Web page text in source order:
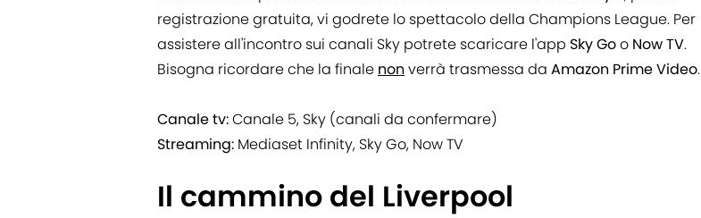
registrazione gratuita, vi godrete lo spettacolo della Champions League. Per
assistere all'incontro sui canali Sky potrete scaricare l'app Sky Goo Now TV.
Bisogna ricordare che la finale non verrà trasmessa da Amazon Prime Video.
Canale tv:Canale 5, Sky (canali da confermare)
Streaming: Mediaset Infinity, Sky Go, Now TV
Il cammino del Liverpool